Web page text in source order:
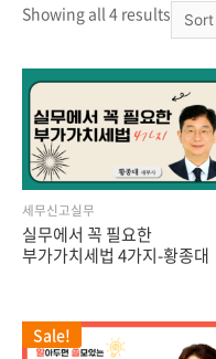
Showing all 4 results
세무신고실무
실무에서 꼭 필요한
부가가치세법 4가지-황종대
Sale!